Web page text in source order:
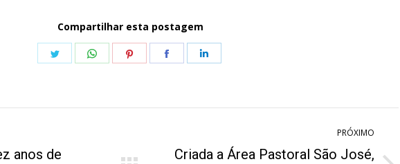
Compartilhar esta postagem
Share Share
Share
Share
anos de
PRÓXIMO
Criada a Área Pastoral São José,